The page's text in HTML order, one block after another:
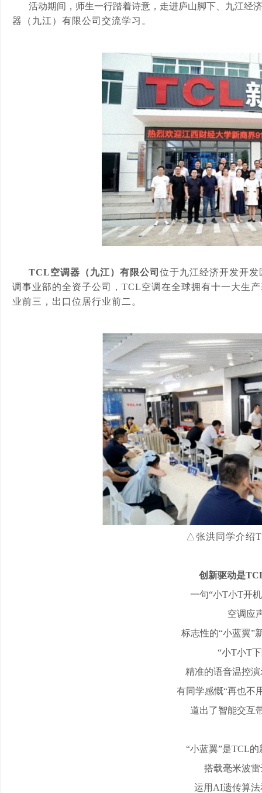
活动期间，师生一行踏着诗意，走进庐山脚下、九江经
器（九江）有限公司交流学习。
TCL空调器（九江）有限公司 位于九江经济开发开发
调事业部的全资子公司，TCL空调在全球拥有十一大生
业前三，出口位居行业前二。
△张洪同学介绍
创新驱动是
一句“小T小T开
空调应
标志性的“小蓝翼”
“小T小T
精准的语音温控
有同学感慨“再也不
道出了智能交互
“小蓝翼”是TCL
搭载毫米波
运用 AI遗传算